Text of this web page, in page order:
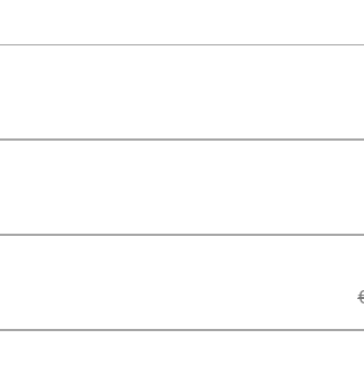
één voor één getekend, in de natuurlijke
brows voor een zacht en poederachtig